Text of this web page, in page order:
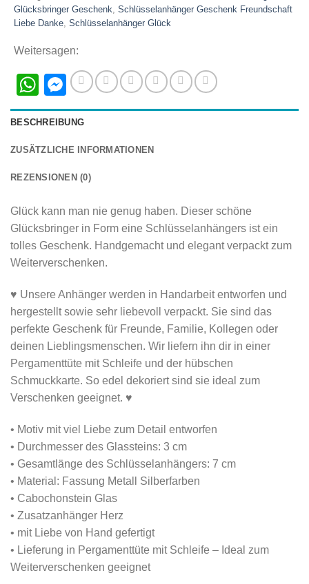
Glücksbringer Geschenk Schlüsselanhänger Geschenk Freundschaft
Liebe Danke Schlüsselanhänger Glück
Weitersagen:
WhatsApp
Messenger
BESCHREIBUNG
ZUSÄTZLICHE INFORMATIONEN
REZENSIONEN (0)
Glück kann man nie genug haben. Dieser schöne
Glücksbringer in Form eine Schlüsselanhängers ist ein
tolles Geschenk. Handgemacht und elegant verpackt zum
Weiterverschenken.
♥ Unsere Anhänger werden in Handarbeit entworfen und
hergestellt sowie sehr liebevoll verpackt. Sie sind das
perfekte Geschenk für Freunde, Familie, Kollegen oder
deinen Lieblingsmenschen. Wir liefern ihn dir in einer
Pergamenttüte mit Schleife und der hübschen
Schmuckkarte. So edel dekoriert sind sie ideal zum
Verschenken geeignet. ♥
• Motiv mit viel Liebe zum Detail entworfen
• Durchmesser des Glassteins: 3 cm
• Gesamtlänge des Schlüsselanhängers: 7 cm
• Material: Fassung Metall Silberfarben
• Cabochonstein Glas
• Zusatzanhänger Herz
• mit Liebe von Hand gefertigt
• Lieferung in Pergamenttüte mit Schleife – Ideal zum
Weiterverschenken geeignet